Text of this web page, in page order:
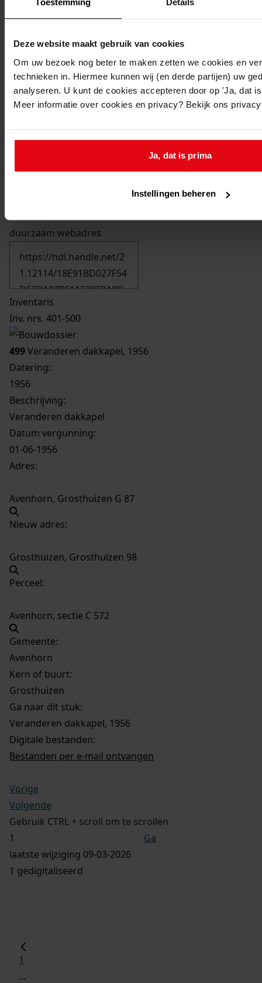
Toestemming Details
Deze website maakt gebruik van cookies
Om uw bezoek nog beter te maken zetten we cookies en
technieken in. Hiermee kunnen wij (en derde partijen) uw
analyseren. U kunt de cookies accepteren door op 'Ja, dat
Meer informatie over cookies en privacy? Bekijk ons
Ja, dat is prima
Instellingen beheren
Printen
duurzaam webadres
Inventaris
Inv. nrs. 401-500
499Veranderen dakkapel, 1956
Datering:
1956
Beschrijving:
Veranderen dakkapel
Datum vergunning:
01-06-1956
Adres:
Avenhorn, Grosthuizen G 87
Nieuw adres:
Grosthuizen, Grosthuizen 98
Perceel:
Avenhorn, sectie C 572
Gemeente:
Avenhorn
Kern of buurt:
Grosthuizen
Ga naar dit stuk:
Veranderen dakkapel, 1956
Digitale bestanden:
Bestanden per e-mail ontvangen
Vorige
Volgende
Gebruik CTRL + scroll om te scrollen
Ga
laatste wijziging 09-03-2026
1 gedigitaliseerd
1
...